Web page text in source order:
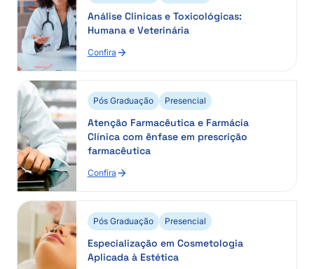
Análise Clinicas e Toxicológicas:
Humana e Veterinária
Confira
:
e
Humana
e
Veterinária
Pós Graduação Presencial
Atenção Farmacêutica e Farmácia
Clínica com ênfase em prescrição
farmacêutica
Confira
:
e
Clínica
com
Pós Graduação Presencial
Especialização em Cosmetologia
Aplicada à Estética